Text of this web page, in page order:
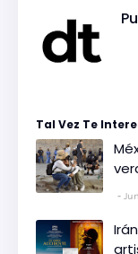
Tal Vez Te